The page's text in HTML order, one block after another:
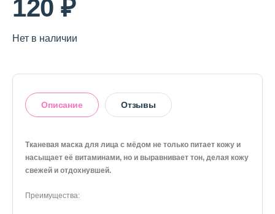
Контактная информация
Телефон Whats’APP Telegram
120 ₽
Нет в наличии
Описание Отзывы
Тканевая маска для лица с мёдом не только питает кожу и
насыщает её витаминами, но и выравнивает тон, делая кожу
свежей и отдохнувшей.
Преимущества:
Оставить отзыв